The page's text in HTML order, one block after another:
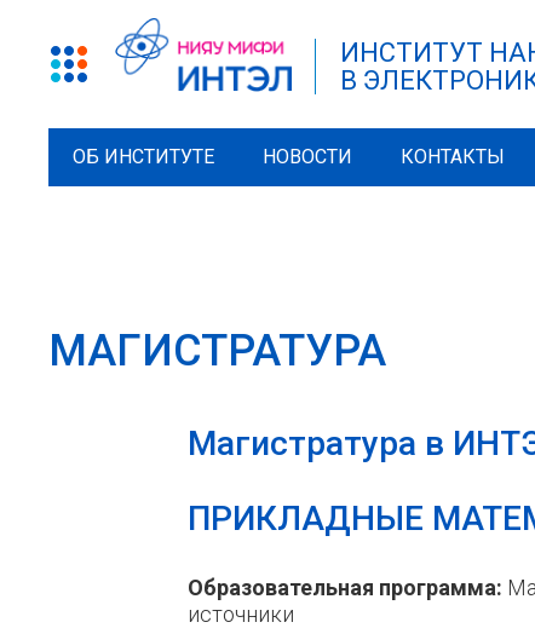
ИНСТИТУТ
В
ОБ ИНСТИТУТЕ НОВОСТИ КОНТАКТЫ
МАГИСТРАТУРА
Магистратура в
ПРИКЛАДНЫЕ
Образовательная программа:
источники